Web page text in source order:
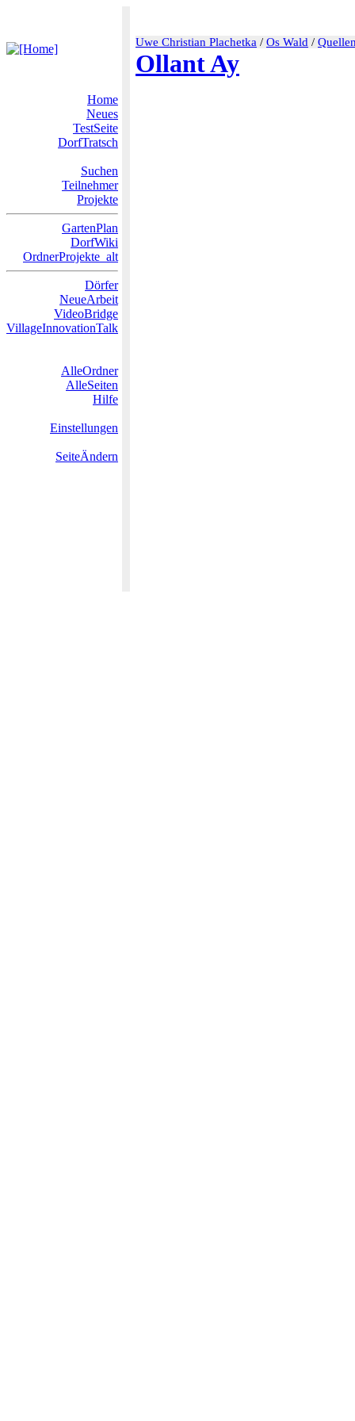
Uwe Christian Plachetka / Os Wald /
Ollant Ay
Home
Neues
TestSeite
DorfTratsch
Suchen
Teilnehmer
Projekte
GartenPlan
DorfWiki
OrdnerProjekte_alt
Dörfer
NeueArbeit
VideoBridge
VillageInnovationTalk
AlleOrdner
AlleSeiten
Hilfe
Einstellungen
SeiteÄndern